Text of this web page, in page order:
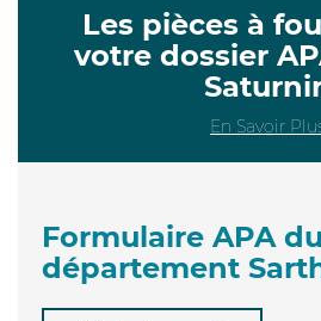
Les pièces à
votre dossier
En Savoir
Formulaire APA du
département